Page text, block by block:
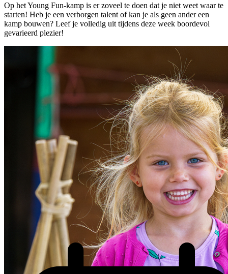
Op het Young Fun-kamp is er zoveel te doen dat je niet weet waar te
starten! Heb je een verborgen talent of kan je als geen ander een
kamp bouwen? Leef je volledig uit tijdens deze week boordevol
gevarieerd plezier!